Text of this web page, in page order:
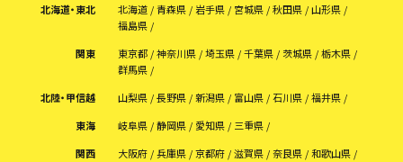
北海道・東北 北海道 青森県 岩手県 宮城県 秋田県
山形県
福島県
関東
東京都 神奈川県 埼玉県 千葉県 茨城県
栃木県
群馬県
北陸・甲信越
山梨県 長野県 新潟県 富山県 石川県
福井県
東海
岐阜県 静岡県 愛知県
三重県
関西
大阪府 兵庫県 京都府 滋賀県 奈良県
和歌山県